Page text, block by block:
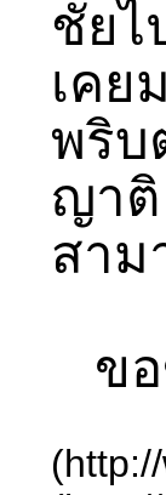
ชัยไ
เคย
พริบ
ญาติ
สาม
ขอ